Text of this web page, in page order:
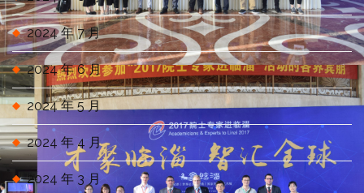
2024 年 7 月
2024 年 6 月
2024 年 5 月
2024 年 4 月
2024 年 3 月